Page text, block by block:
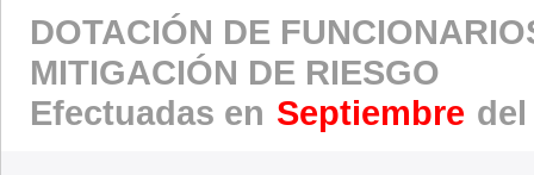
DOTACIÓN DE
MITIGACIÓN DE RIESGO
Efectuadas en Septiembre del